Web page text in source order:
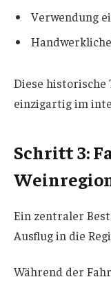
Verwendung
Diese historische
einzigartig im
Schritt 3:
Ein zentraler
Ausflug in die
Während der